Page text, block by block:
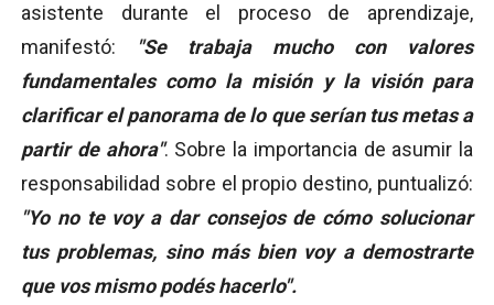
asistente durante el proceso de aprendizaje,
manifestó:
"Se trabaja mucho con valores
fundamentales como la misión y la visión para
clarificar el panorama de lo que serían tus metas a
partir de ahora". Sobre la importancia de asumir la
responsabilidad sobre el propio destino, puntualizó:
"Yo no te voy a dar consejos de cómo solucionar
tus problemas, sino más bien voy a demostrarte
que vos mismo podés hacerlo".